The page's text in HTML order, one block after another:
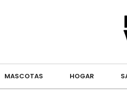
MASCOTAS HOGAR